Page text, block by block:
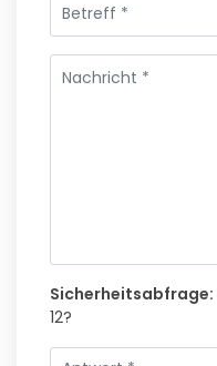
Sicherheitsabfrage:
12?